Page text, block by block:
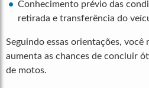
Conhecimento prévio das
retirada e transferência do
Seguindo essas orientações, você
aumenta as chances de concluir
de motos.